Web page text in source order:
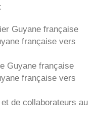
Guyane française
française vers
Guyane française
française vers
de collaborateurs au